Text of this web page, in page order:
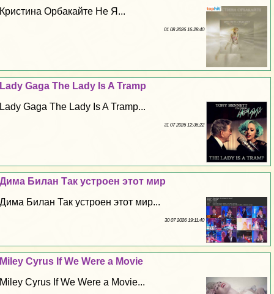
Кристина Орбакайте Не Я...
01 08 2026 16:28:40
Lady Gaga The Lady Is A Tramp
Lady Gaga The Lady Is A Tramp...
31 07 2026 12:36:22
Дима Билан Так устроен этот мир
Дима Билан Так устроен этот мир...
30 07 2026 19:11:40
Miley Cyrus If We Were a Movie
Miley Cyrus If We Were a Movie...